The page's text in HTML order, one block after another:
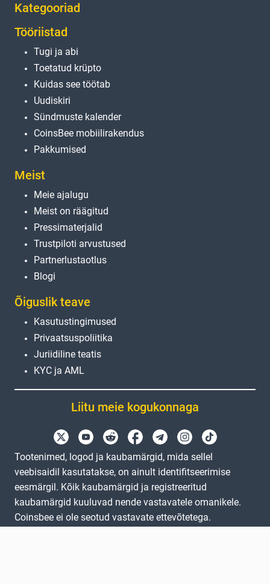
Kategooriad
Tööriistad
Tugi ja abi
Toetatud krüpto
Kuidas see töötab
Uudiskiri
Sündmuste kalender
CoinsBee mobiilirakendus
Pakkumised
Meist
Meie ajalugu
Meist on räägitud
Pressimaterjalid
Trustpiloti arvustused
Partnerlustaotlus
Blogi
Õiguslik teave
Kasutustingimused
Privaatsuspoliitika
Juriidiline teatis
KYC ja AML
Liitu meie kogukonnaga
Tootenimed, logod ja kaubamärgid, mida sellel
veebisaidil kasutatakse, on ainult identifitseerimise
eesmärgil. Kõik kaubamärgid ja registreeritud
kaubamärgid kuuluvad nende vastavatele omanikele.
Coinsbee ei ole seotud vastavate ettevõtetega.